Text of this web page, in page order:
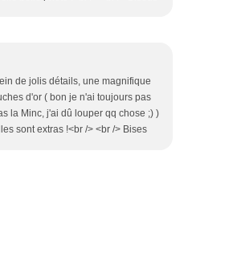
de jolis détails, une magnifique
d'or ( bon je n'ai toujours pas
la Minc, j'ai dû louper qq chose ;) )
sont extras !<br /> <br /> Bises